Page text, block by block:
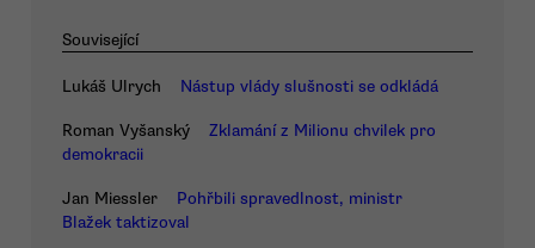
Související
Lukáš Ulrych Nástup vlády slušnosti se odkládá
Roman Vyšanský
Zklamání z Milionu chvilek pro
demokracii
Jan Miessler
Pohřbili spravedlnost, ministr
Blažek taktizoval